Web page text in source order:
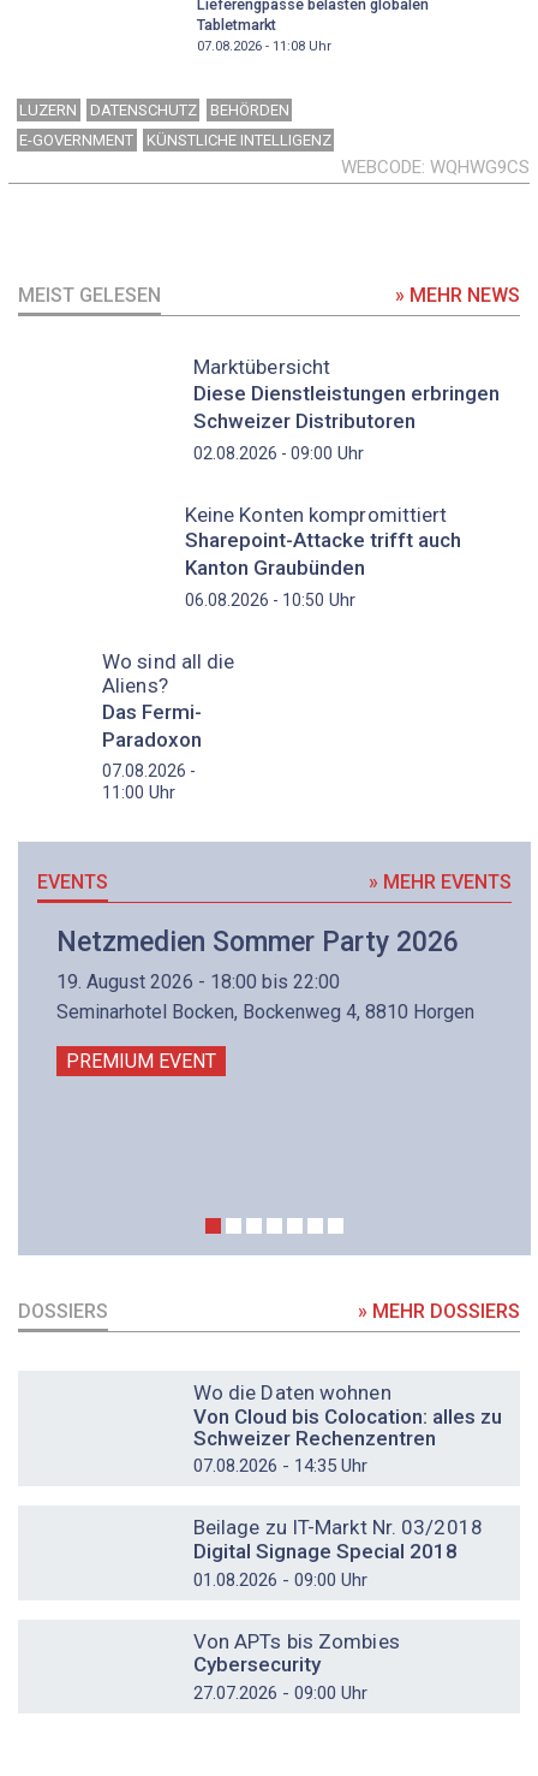
Lieferengpässe belasten globalen
Tabletmarkt
07.08.2026 - 11:08Uhr
LUZERN DATENSCHUTZ
BEHÖRDEN
E-GOVERNMENT
KÜNSTLICHE INTELLIGENZ
WEBCODE WQHWG9CS
MEIST GELESEN » MEHR NEWS
Marktübersicht
Diese Dienstleistungen erbringen
Schweizer Distributoren
02.08.2026 - 09:00 Uhr
Keine Konten kompromittiert
Sharepoint-Attacke trifft auch
Kanton Graubünden
06.08.2026 - 10:50 Uhr
Wo sind all die
Aliens?
Das Fermi-
Paradoxon
07.08.2026 -
11:00 Uhr
EVENTS » MEHR EVENTS
Netzmedien Sommer Party 2026
19. August 2026 - 18:00 bis 22:00
Seminarhotel Bocken, Bockenweg 4, 8810 Horgen
PREMIUM EVENT
DOSSIERS » MEHR DOSSIERS
Wo die Daten wohnen
Von Cloud bis Colocation: alles zu
Schweizer Rechenzentren
07.08.2026 - 14:35 Uhr
Beilage zu IT-Markt Nr. 03/2018
Digital Signage Special 2018
01.08.2026 - 09:00 Uhr
Von APTs bis Zombies
Cybersecurity
27.07.2026 - 09:00 Uhr